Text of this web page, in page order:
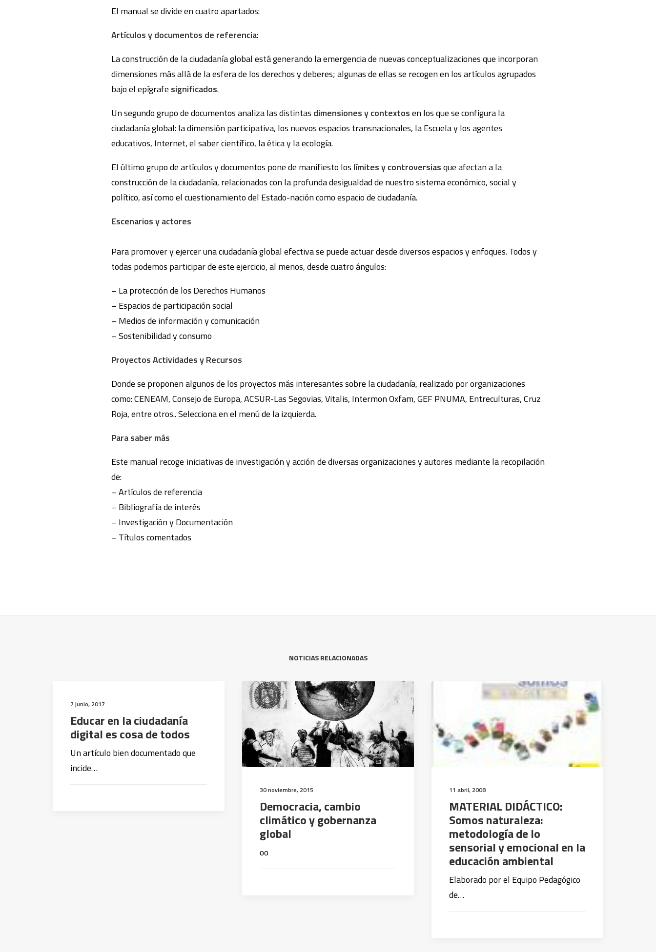
El manual se divide en cuatro apartados:
Artículos y documentos de referencia:
La construcción de la ciudadanía global está generando la emergencia de nuevas conceptualizaciones que incorporan
dimensiones más allá de la esfera de los derechos y deberes; algunas de ellas se recogen en los artículos agrupados
bajo el epígrafe significados.
Un segundo grupo de documentos analiza las distintas dimensiones y contextosen los que se configura la
ciudadanía global: la dimensión participativa, los nuevos espacios transnacionales, la Escuela y los agentes
educativos, Internet, el saber científico, la ética y la ecología.
El último grupo de artículos y documentos pone de manifiesto los límites y controversiasque afectan a la
construcción de la ciudadanía, relacionados con la profunda desigualdad de nuestro sistema económico, social y
político, así como el cuestionamiento del Estado-nación como espacio de ciudadanía.
Escenarios y actores
Para promover y ejercer una ciudadanía global efectiva se puede actuar desde diversos espacios y enfoques. Todos y
todas podemos participar de este ejercicio, al menos, desde cuatro ángulos:
– La protección de los Derechos Humanos
– Espacios de participación social
– Medios de información y comunicación
– Sostenibilidad y consumo
Proyectos Actividades y Recursos
Donde se proponen algunos de los proyectos más interesantes sobre la ciudadanía, realizado por organizaciones
como: CENEAM, Consejo de Europa, ACSUR-Las Segovias, Vitalis, Intermon Oxfam, GEF PNUMA, Entreculturas, Cruz
Roja, entre otros.. Selecciona en el menú de la izquierda.
Para saber más
Este manual recoge iniciativas de investigación y acción de diversas organizaciones y autores mediante la recopilación
de:
– Artículos de referencia
– Bibliografía de interés
– Investigación y Documentación
– Títulos comentados
NOTICIAS RELACIONADAS
7 junio, 2017
Educar en la ciudadanía
digital es cosa de todos
Un artículo bien documentado que
incide…
30 noviembre, 2015
Democracia, cambio
climático y gobernanza
global
oo
11 abril, 2008
MATERIAL DIDÁCTICO:
Somos naturaleza:
metodología de lo
sensorial y emocional en la
educación ambiental
Elaborado por el Equipo Pedagógico
de…